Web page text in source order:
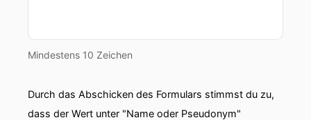
Mindestens 10 Zeichen
Durch das Abschicken des Formulars stimmst du zu,
dass der Wert unter "Name oder Pseudonym"